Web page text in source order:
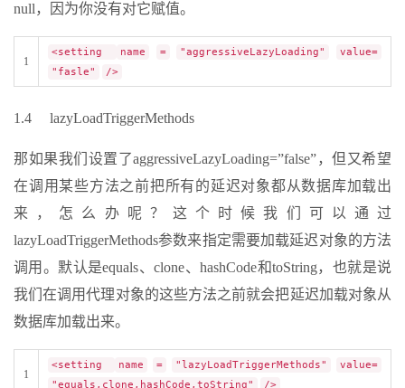
null，因为你没有对它赋值。
1
<setting name = "aggressiveLazyLoading"
value=
"fasle"
/>
1.4 lazyLoadTriggerMethods
那如果我们设置了aggressiveLazyLoading=”false”，但又希望
在调用某些方法之前把所有的延迟对象都从数据库加载出
来，怎么办呢？这个时候我们可以通过
lazyLoadTriggerMethods参数来指定需要加载延迟对象的方法
调用。默认是equals、clone、hashCode和toString，也就是说
我们在调用代理对象的这些方法之前就会把延迟加载对象从
数据库加载出来。
1
<setting name = "lazyLoadTriggerMethods"
value=
"equals,clone,hashCode,toString"
/>